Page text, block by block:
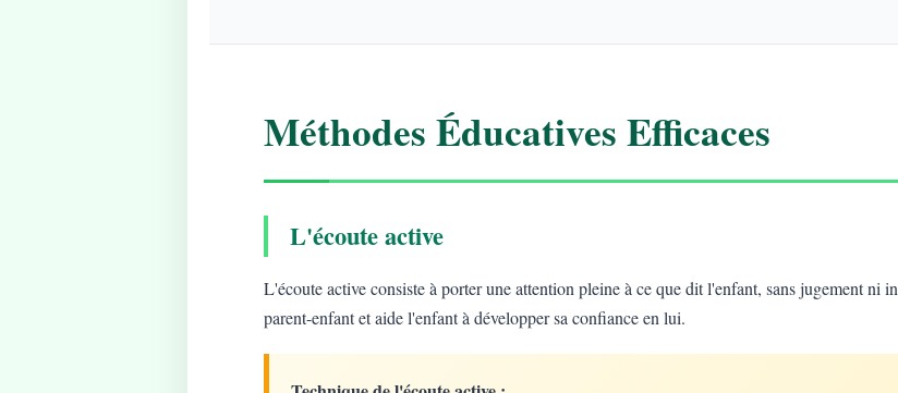
Méthodes Éducatives Efficaces
L'écoute active
L'écoute active consiste à porter une attention pleine à ce que dit l'enfant, sans jugement ni
parent-enfant et aide l'enfant à développer sa confiance en lui.